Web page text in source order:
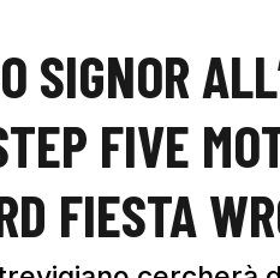
SIGNOR
FIVE
FIESTA